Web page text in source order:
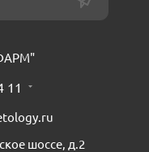
11
шоссе, д.2